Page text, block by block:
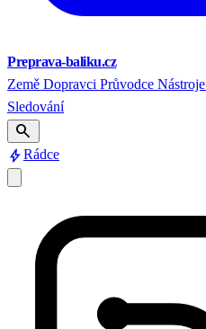
Preprava-baliku.cz
Země Dopravci Průvodce Nástroje
Sledování
search
boltRádce